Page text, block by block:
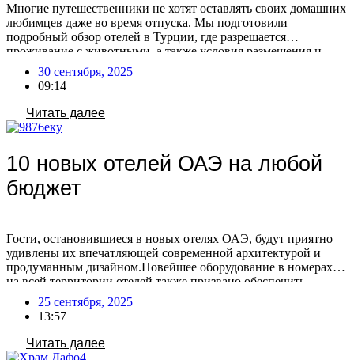
Многие путешественники не хотят оставлять своих домашних
любимцев даже во время отпуска. Мы подготовили
подробный обзор отелей в Турции, где разрешается
проживание с животными, а также условия размещения и
стоимость этой услуги. По словам туроператоров, спрос на
размещение с питомцами в Турции остаётся стабильным —
такая услуга пользуется постоянным интересом. При этом с
каждым годом […]
30 сентября, 2025
09:14
Читать далее
10 новых отелей ОАЭ на любой
бюджет
Гости, остановившиеся в новых отелях ОАЭ, будут приятно
удивлены их впечатляющей современной архитектурой и
продуманным дизайном.Новейшее оборудование в номерах и
на всей территории отелей также призвано обеспечить
максимальный комфорт. Постояльцам доступны
разнообразные опции для идеального отдыха: от личных
бассейнов и ресторанов высокой кухни (включая заведения со
звездами Мишлен) до современных спа- и фитнес-зон, а также
[…]
25 сентября, 2025
13:57
Читать далее